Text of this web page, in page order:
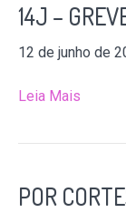
14J –
12 de junho de
Leia Mais
POR